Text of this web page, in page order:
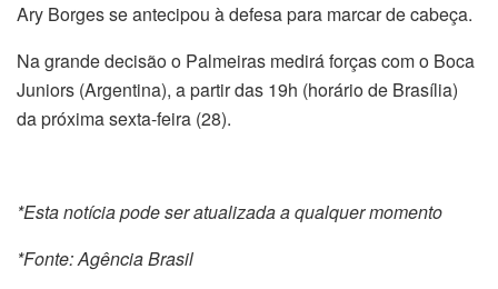
Ary Borges se antecipou à defesa para marcar de cabeça.
Na grande decisão o Palmeiras medirá forças com o Boca
Juniors (Argentina), a partir das 19h (horário de Brasília)
da próxima sexta-feira (28).
*Esta notícia pode ser atualizada a qualquer momento
*Fonte: Agência Brasil